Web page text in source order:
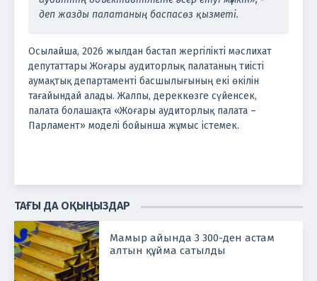
деп жазды палатаның баспасөз қызметі.
Осылайша, 2026 жылдан бастап жергілікті мәслихат
депутаттары Жоғары аудиторлық палатаның тиісті
аумақтық департаменті басшылығының екі өкілін
тағайындай алады. Жалпы, дереккөзге сүйенсек,
палата болашақта «Жоғары аудиторлық палата –
Парламент» моделі бойынша жұмыс істемек.
ТАҒЫ ДА ОҚЫҢЫЗДАР
Мамыр айында 3 300-ден астам
алтын құйма сатылды